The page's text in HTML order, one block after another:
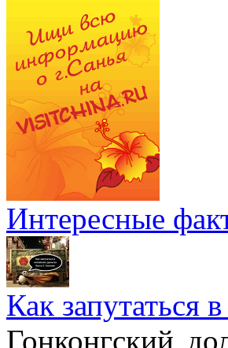
Интересные
Как запутаться
Гонконгский